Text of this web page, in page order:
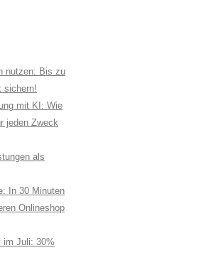
nutzen: Bis zu
sichern!
mit KI: Wie
jeden Zweck
als
In 30 Minuten
Onlineshop
im Juli: 30%